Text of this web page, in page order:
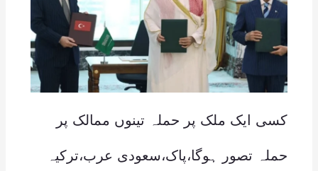
کسی ایک ملک پر حملہ تینوں ممالک پر
حملہ تصور ہوگا،پاک،سعودی عرب،ترکیہ